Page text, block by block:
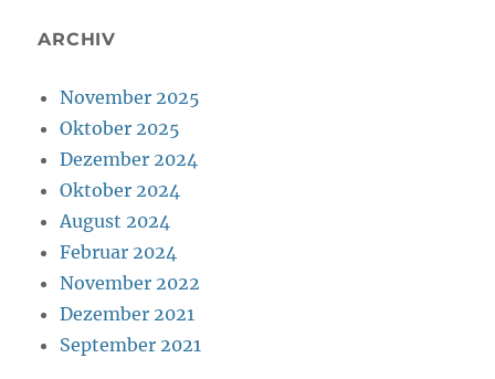
ARCHIV
November 2025
Oktober 2025
Dezember 2024
Oktober 2024
August 2024
Februar 2024
November 2022
Dezember 2021
September 2021